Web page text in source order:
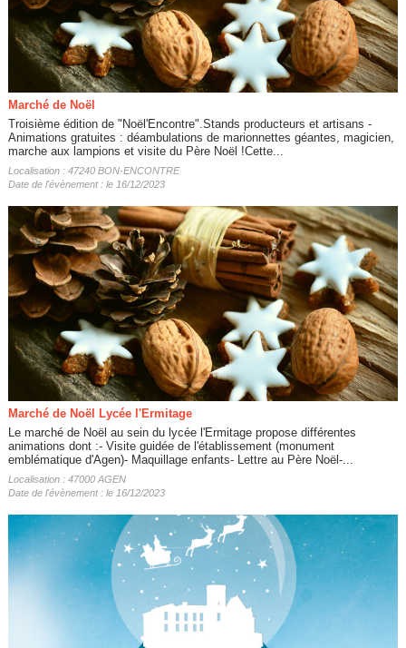
Marché de Noël
Troisième édition de "Noël'Encontre".Stands producteurs et artisans -
Animations gratuites : déambulations de marionnettes géantes, magicien,
marche aux lampions et visite du Père Noël !Cette...
Localisation : 47240 BON-ENCONTRE
Date de l'évènement : le 16/12/2023
Marché de Noël Lycée l'Ermitage
Le marché de Noël au sein du lycée l'Ermitage propose différentes
animations dont :- Visite guidée de l'établissement (monument
emblématique d'Agen)- Maquillage enfants- Lettre au Père Noël-...
Localisation : 47000 AGEN
Date de l'évènement : le 16/12/2023